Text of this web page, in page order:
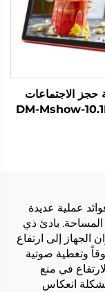
الاجتماعات
عملية عديدة
بادئ ذي
إلى ارتفاع
وتغطية صوتية
في منع
انعكاس